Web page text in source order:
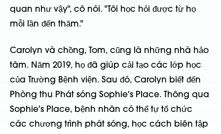
quan như vậy", cô nói. "Tôi học hỏi được từ họ
mỗi lần đến thăm."
Carolyn và chồng, Tom, cũng là những nhà hảo
tâm. Năm 2019, họ đã giúp cải tạo các lớp học
của Trường Bệnh viện. Sau đó, Carolyn biết đến
Phòng thu Phát sóng Sophie's Place. Thông qua
Sophie's Place, bệnh nhân có thể tự tổ chức
các chương trình phát sóng, học cách biên tập